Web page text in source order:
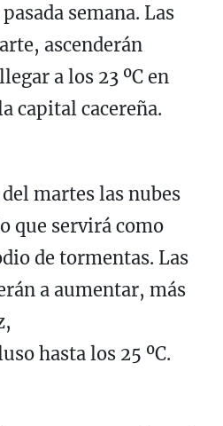
semana. Las
ascenderán
a los 23 ºC en
capital cacereña.
martes las nubes
que servirá como
de tormentas. Las
a aumentar, más
hasta los 25 ºC.